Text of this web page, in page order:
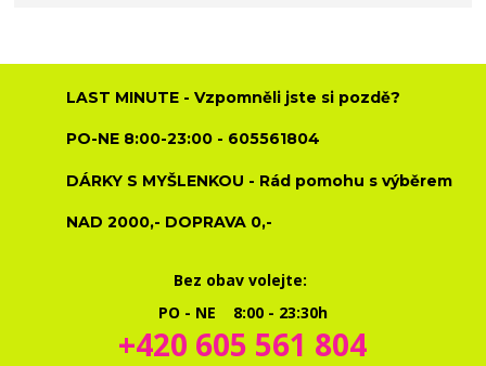
LAST MINUTE - Vzpomněli jste si pozdě?
PO-NE 8:00-23:00 - 605561804
DÁRKY S MYŠLENKOU - Rád pomohu s výběrem
NAD 2000,- DOPRAVA 0,-
Bez obav volejte:
PO - NE 8:00 - 23:30h
+420 605 561 804